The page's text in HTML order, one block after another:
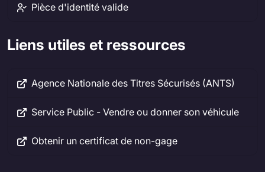
Pièce d'identité valide
Liens utiles et ressources
Agence Nationale des Titres Sécurisés (ANTS)
Service Public - Vendre ou donner son véhicule
Obtenir un certificat de non-gage